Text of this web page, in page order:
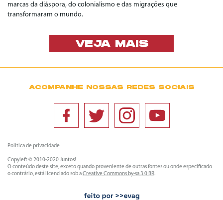
marcas da diáspora, do colonialismo e das migrações que
transformaram o mundo.
VEJA MAIS
ACOMPANHE NOSSAS REDES SOCIAIS
Política de privacidade
Copyleft © 2010-2020 Juntos!
O conteúdo deste site, exceto quando proveniente de outras fontes ou onde especificado
o contrário, está licenciado sob aCreative Commons by-sa 3.0 BR.